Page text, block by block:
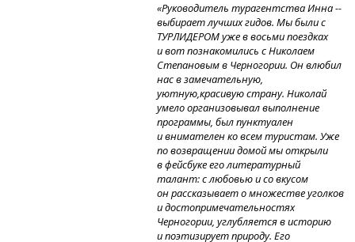
«Руководитель турагентства Инна --
выбирает лучших гидов. Мы были с
ТУРЛИДЕРОМ уже в восьми поездках
и вот познакомились с Николаем
Степановым в Черногории. Он влюбил
нас в замечательную,
уютную,красивую страну. Николай
умело организовывал выполнение
программы, был пунктуален
и внимателен ко всем туристам. Уже
по возвращении домой мы открыли
в фейсбуке его литературный
талант: с любовью и со вкусом
он рассказывает о множестве уголков
и достопримечательностях
Черногории, углубляется в историю
и поэтизирует природу. Его